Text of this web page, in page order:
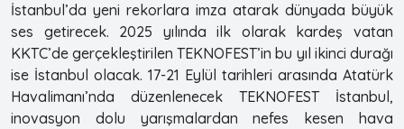
İstanbul’da yeni rekorlara imza atarak dünyada büyük
ses getirecek. 2025 yılında ilk olarak kardeş vatan
KKTC’de gerçekleştirilen TEKNOFEST’in bu yıl ikinci durağı
ise İstanbul olacak. 17-21 Eylül tarihleri arasında Atatürk
Havalimanı’nda düzenlenecek TEKNOFEST İstanbul,
inovasyon dolu yarışmalardan nefes kesen hava